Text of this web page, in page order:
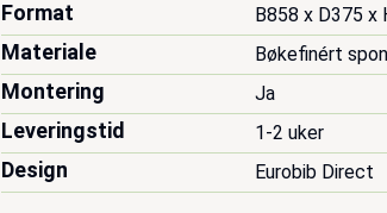
Format B858 x D375 x
Materiale Bøkefinért
Montering Ja
Leveringstid 1-2 uker
Design Eurobib Direct